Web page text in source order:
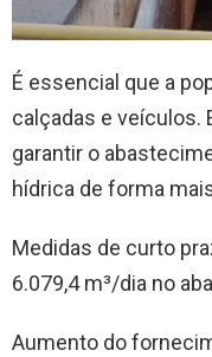
É essencial que a
calçadas e veículos.
garantir o
hídrica de forma
Medidas de curto
6.079,4 m³/dia no
Aumento do